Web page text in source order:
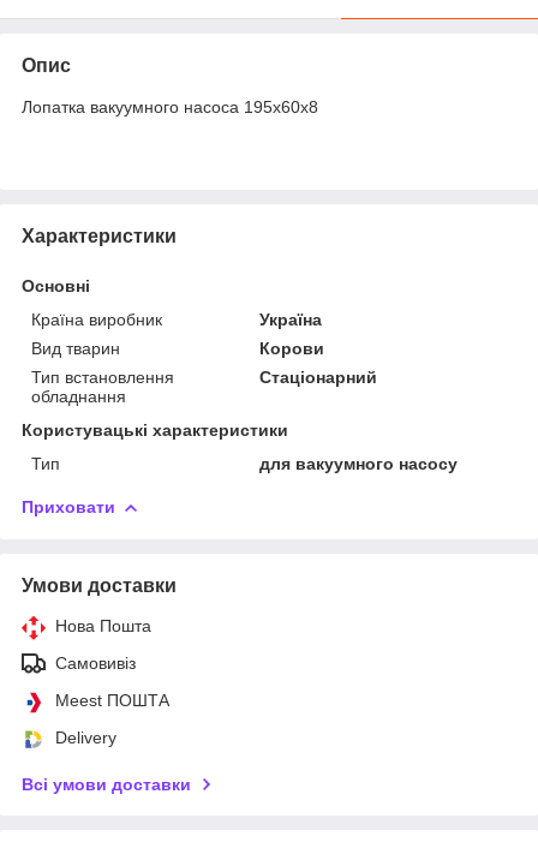
Опис
Лопатка вакуумного насоса 195х60х8
Характеристики
Основні
Країна виробник
Україна
Вид тварин
Корови
Тип встановлення
обладнання
Стаціонарний
Користувацькi характеристики
Тип
для вакуумного насосу
Приховати
Умови доставки
Нова Пошта
Самовивіз
Meest ПОШТА
Delivery
Всі умови доставки